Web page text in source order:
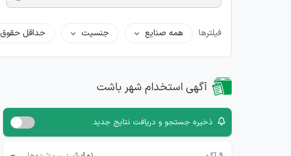
فیلترها همه صنایع جنسیت حداقل حقوق
آگهی استخدام شهر باشت
ذخیره جستجو و دریافت نتایج جدید